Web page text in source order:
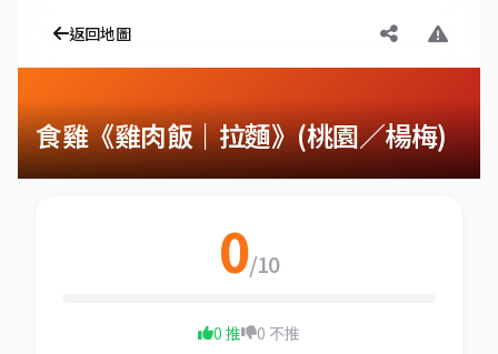
返回地圖
食雞《雞肉飯｜拉麵》(桃園／楊梅)
0/10
0 推 0 不推